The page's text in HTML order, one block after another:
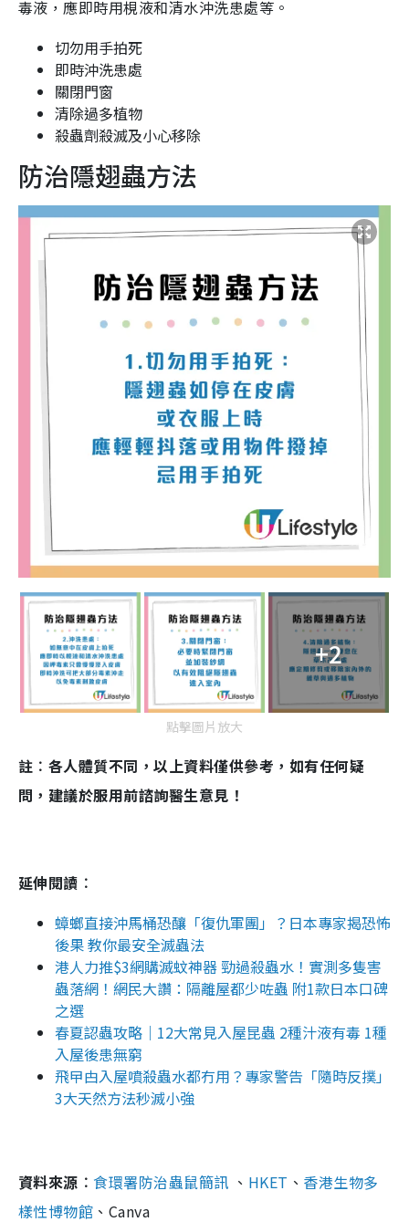
毒液，應即時用梘液和清水沖洗患處等。
切勿用手拍死
即時沖洗患處
關閉門窗
清除過多植物
殺蟲劑殺滅及小心移除
防治隱翅蟲方法
+2
點擊圖片放大
註︰各人體質不同，以上資料僅供參考，如有任何疑
問，建議於服用前諮詢醫生意見！
延伸閱讀︰
蟑螂直接沖馬桶恐釀「復仇軍團」？日本專家揭恐怖
後果 教你最安全滅蟲法
港人力推$3網購滅蚊神器 勁過殺蟲水！實測多隻害
蟲落網！網民大讚：隔離屋都少咗蟲 附1款日本口碑
之選
春夏認蟲攻略｜12大常見入屋昆蟲 2種汁液有毒 1種
入屋後患無窮
飛曱甴入屋噴殺蟲水都冇用？專家警告「隨時反撲」
3大天然方法秒滅小強
資料來源︰ 食環署防治蟲鼠簡訊 、 HKET 、 香港生物多
樣性博物館 、Canva